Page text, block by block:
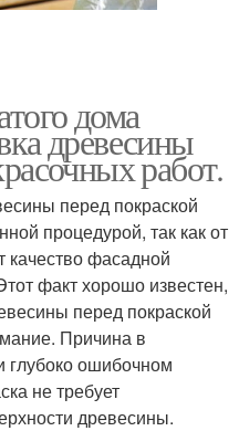
дома
древесины
работ.
перед покраской
процедурой, так как от
качество фасадной
факт хорошо известен,
перед покраской
Причина в
глубоко ошибочном
не требует
древесины.